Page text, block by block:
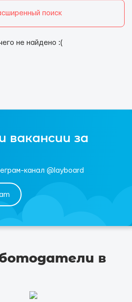
поиск
не найдено :(
вакансии за
канал @layboard
в